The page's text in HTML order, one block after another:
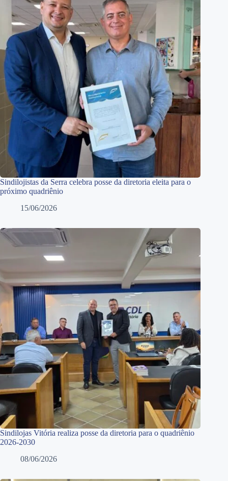
Sindilojistas da Serra celebra posse da diretoria eleita para o
próximo quadriênio
15/06/2026
Sindilojas Vitória realiza posse da diretoria para o quadriênio
2026-2030
08/06/2026